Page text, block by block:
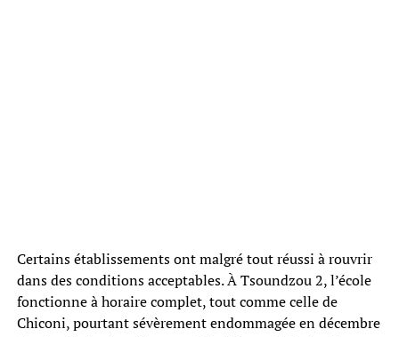
Certains établissements ont malgré tout réussi à rouvrir
dans des conditions acceptables. À Tsoundzou 2, l’école
fonctionne à horaire complet, tout comme celle de
Chiconi, pourtant sévèrement endommagée en décembre